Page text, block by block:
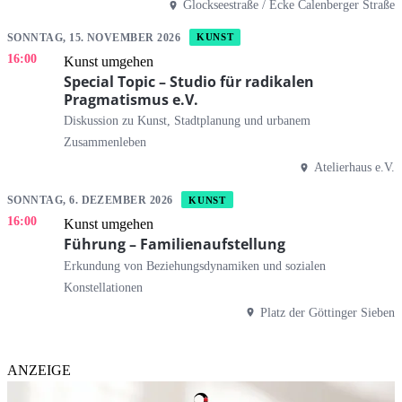
Glockseestraße / Ecke Calenberger Straße
SONNTAG, 15. NOVEMBER 2026 KUNST
16:00 Kunst umgehen
Special Topic – Studio für radikalen
Pragmatismus e.V.
Diskussion zu Kunst, Stadtplanung und urbanem
Zusammenleben
Atelierhaus e.V.
SONNTAG, 6. DEZEMBER 2026 KUNST
16:00 Kunst umgehen
Führung – Familienaufstellung
Erkundung von Beziehungsdynamiken und sozialen
Konstellationen
Platz der Göttinger Sieben
ANZEIGE